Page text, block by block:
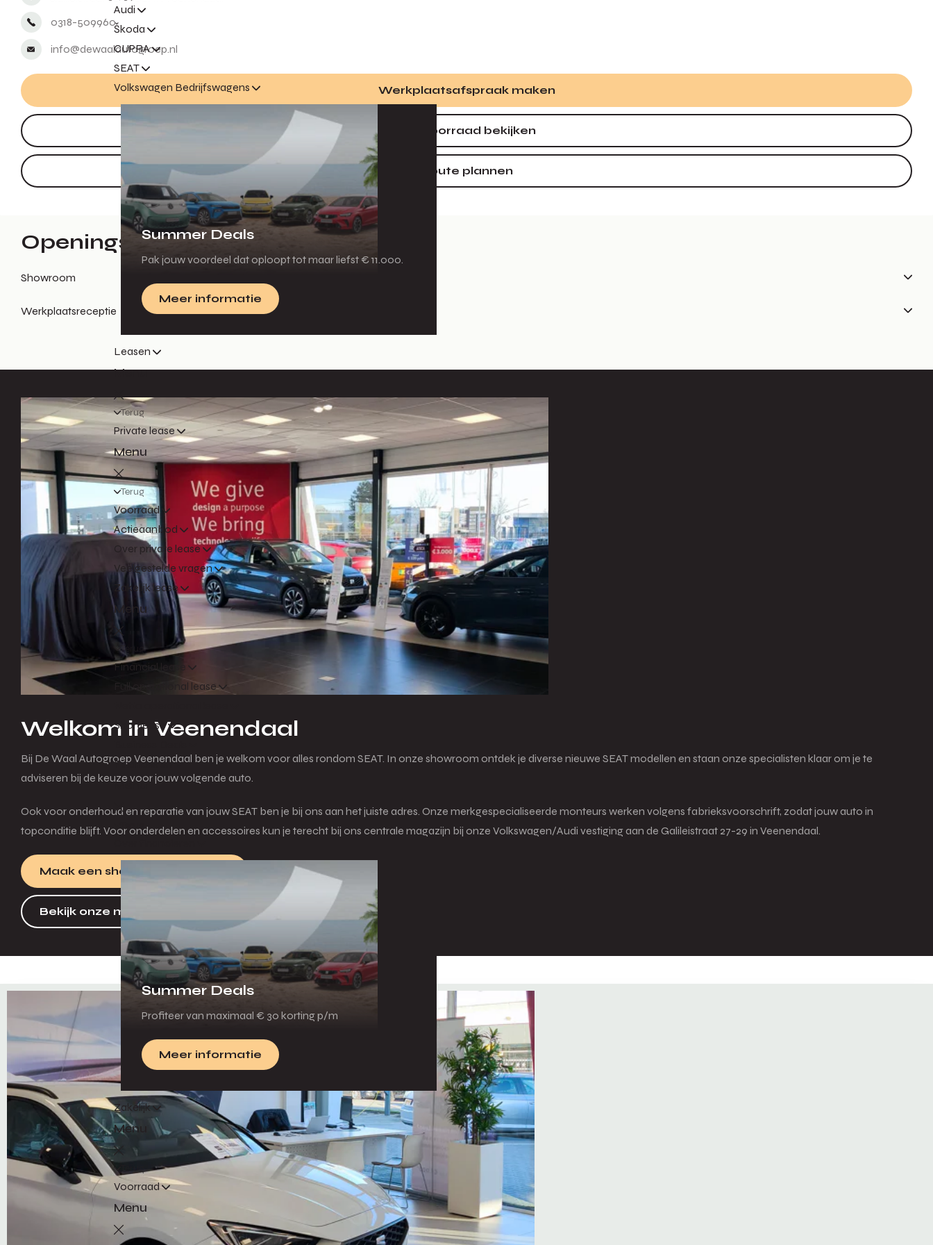
Audi
Škoda
CUPRA
SEAT
Volkswagen Bedrijfswagens
Summer Deals
Pak jouw voordeel dat oploopt tot maar liefst € 11.000.
Meer informatie
Leasen
Menu
Terug
Private lease
Menu
Terug
Voorraad
Actieaanbod
Over private lease
Veelgestelde vragen
Zakelijk lease
Menu
Terug
Financial lease
Full operational lease
Shortlease
Financieren
Menu
Summer Deals
Profiteer van maximaal € 30 korting p/m
Meer informatie
Zakelijk
Menu
Terug
Voorraad
Menu
0318-509960
info@dewaalautogroep.nl
Werkplaatsafspraak maken
Alle voorraad bekijken
Route plannen
Openingstijden
Showroom
Werkplaatsreceptie
Welkom in Veenendaal
Bij De Waal Autogroep Veenendaal ben je welkom voor alles rondom SEAT. In onze showroom ontdek je diverse nieuwe SEAT modellen en staan onze specialisten klaar om je te
adviseren bij de keuze voor jouw volgende auto.
Ook voor onderhoud en reparatie van jouw SEAT ben je bij ons aan het juiste adres. Onze merkgespecialiseerde monteurs werken volgens fabrieksvoorschrift, zodat jouw auto in
topconditie blijft. Voor onderdelen en accessoires kun je terecht bij ons centrale magazijn bij onze Volkswagen/Audi vestiging aan de Galileistraat 27-29 in Veenendaal.
Maak een showroomafspraak
Bekijk onze modellen